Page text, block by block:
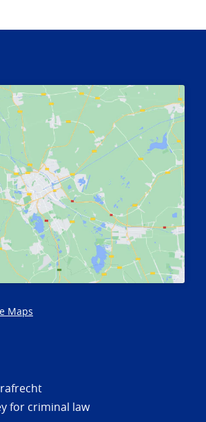
Maps
for criminal law